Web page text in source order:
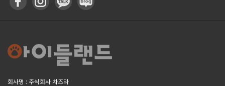
회사명 : 주식회사 차즈라